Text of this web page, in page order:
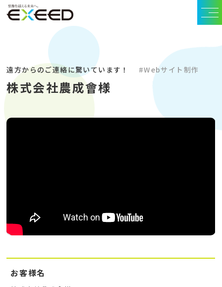
遠方からのご連絡に驚いています！ #Webサイト制作
株式会社農成會様
お客様名